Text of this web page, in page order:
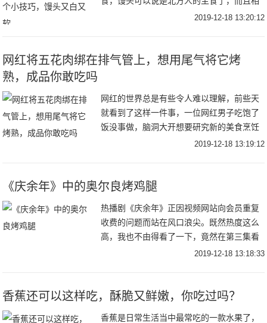
对于其它的面食来说，馒头价格比较平价而
2019-12-18 13:20:12
网红将五花肉绑在排气管上，想用尾气将它烤
熟，成品你敢吃吗
网红的世界总是有些令人难以理解，前些天
就看到了这样一件事，一位网红男子吃饱了
饭没事做，脑洞大开想要研究新的美食烹饪
方式，于是就买上了一大块的五花肉，打算
2019-12-18 13:19:12
《庆余年》中的奥尔良烤鸡腿
热播剧《庆余年》正因视频网站向会员重复
收费的问题而站在风口浪尖。既然热度这么
高，我也不由得看了一下，竟然在第三集看
见了奥尔良烤鸡腿。是不是奥尔良烤鸡腿？
2019-12-18 13:18:33
香蕉还可以这样吃，酥脆又鲜嫩，你吃过吗？
香蕉是日常生活当中最常吃的一款水果了，